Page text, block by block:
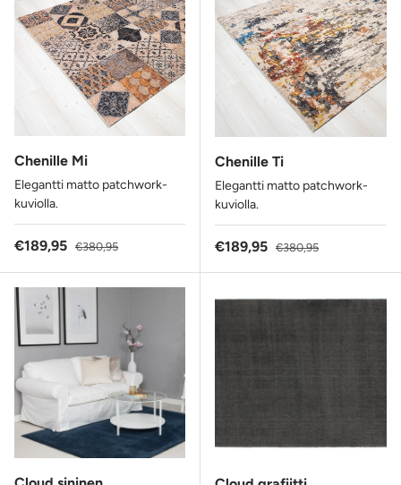
Chenille Mi
Elegantti matto patchwork-
kuviolla.
Alennushinta
€189,95 Normaalihinta
€380,95
Chenille Ti
Elegantti matto patchwork-
kuviolla.
Alennushinta
€189,95 Normaalihinta
€380,95